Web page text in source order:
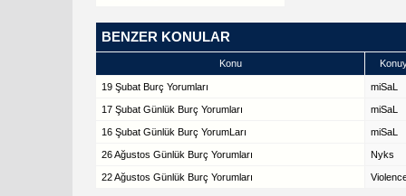
BENZER KONULAR
Konu
19 Şubat Burç Yorumları miSaL
17 Şubat Günlük Burç Yorumları miSaL
16 Şubat Günlük Burç YorumLarı miSaL
26 Ağustos Günlük Burç Yorumları Nyks
22 Ağustos Günlük Burç Yorumları